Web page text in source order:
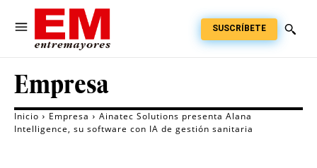
SUSCRÍBETE
Empresa
Inicio Empresa
Ainatec Solutions presenta Alana
Intelligence, su software con IA de gestión sanitaria